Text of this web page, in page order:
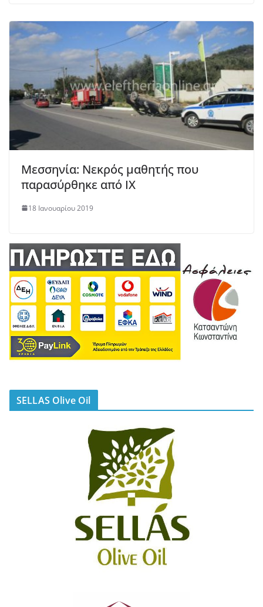
Μεσσηνία: Νεκρός μαθητής που
παρασύρθηκε από ΙΧ
18 Ιανουαρίου 2019
SELLAS Olive Oil